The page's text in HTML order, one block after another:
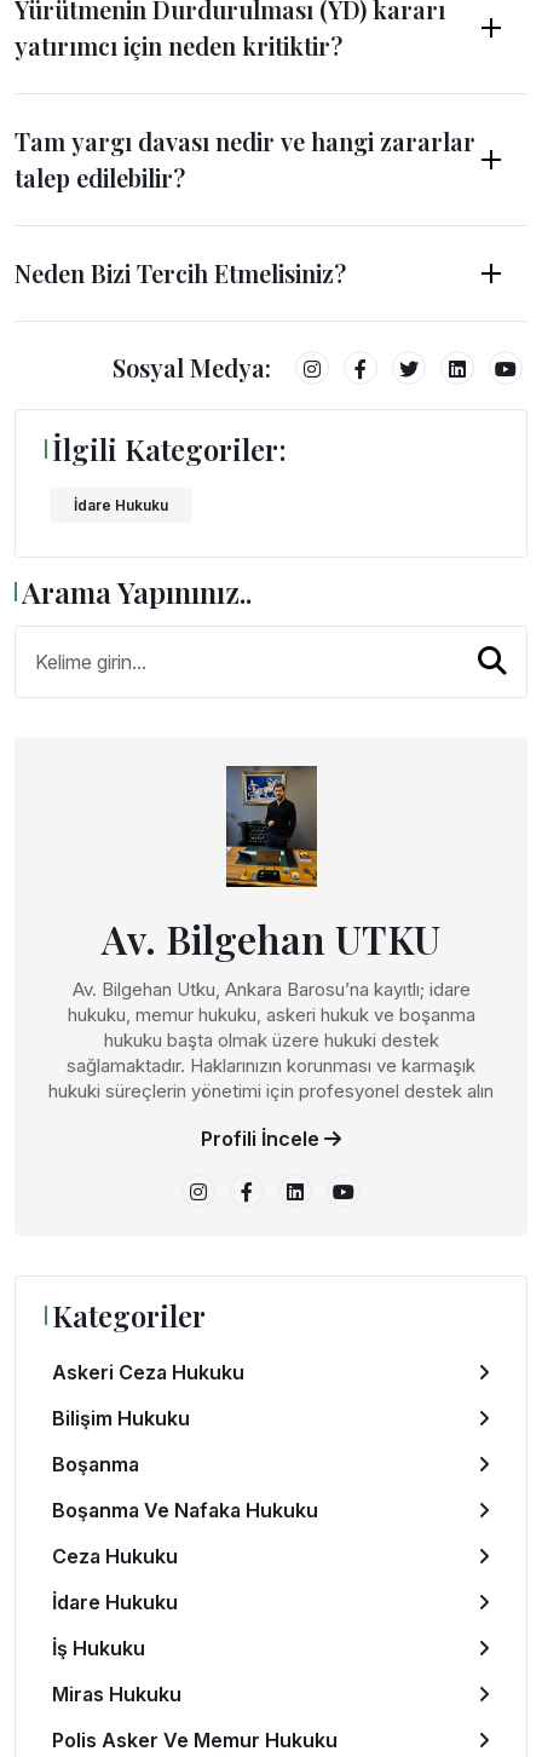
Yürütmenin Durdurulması (YD) kararı
yatırımcı için neden kritiktir?
Tam yargı davası nedir ve hangi zararlar
talep edilebilir?
Neden Bizi Tercih Etmelisiniz?
Sosyal Medya:
İlgili Kategoriler:
İdare Hukuku
Arama Yapınınız..
Av. Bilgehan UTKU
Av. Bilgehan Utku, Ankara Barosu’na kayıtlı; idare
hukuku, memur hukuku, askeri hukuk ve boşanma
hukuku başta olmak üzere hukuki destek
sağlamaktadır. Haklarınızın korunması ve karmaşık
hukuki süreçlerin yönetimi için profesyonel destek alın
Profili İncele
Kategoriler
Askeri Ceza Hukuku
Bilişim Hukuku
Boşanma
Boşanma Ve Nafaka Hukuku
Ceza Hukuku
İdare Hukuku
İş Hukuku
Miras Hukuku
Polis Asker Ve Memur Hukuku